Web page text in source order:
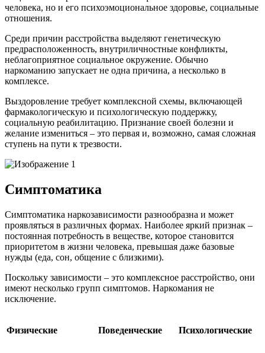
человека, но и его психоэмоциональное здоровье, социальные
отношения.
Среди причин расстройства выделяют генетическую
предрасположенность, внутриличностные конфликты,
неблагоприятное социальное окружение. Обычно
наркоманию запускает не одна причина, а несколько в
комплексе.
Выздоровление требует комплексной схемы, включающей
фармакологическую и психологическую поддержку,
социальную реабилитацию. Признание своей болезни и
желание измениться – это первая и, возможно, самая сложная
ступень на пути к трезвости.
Симптоматика
Симптоматика наркозависимости разнообразна и может
проявляться в различных формах. Наиболее яркий признак –
постоянная потребность в веществе, которое становится
приоритетом в жизни человека, превышая даже базовые
нужды (еда, сон, общение с близкими).
Поскольку зависимости – это комплексное расстройство, они
имеют несколько групп симптомов. Наркомания не
исключение.
Физические Поведенческие Психологические